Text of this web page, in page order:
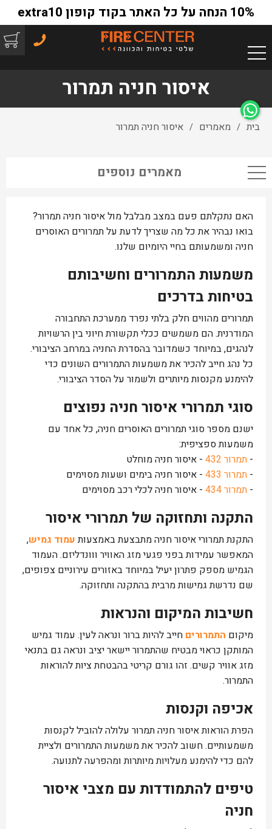
10% הנחה על כל האתר בקוד קופון extra10
איסור חניה תמרור
בית / מאמרים / איסור חניה תמרור
מאמרים נוספים
האם נתקלתם פעם במצב מבלבל מול איסור חניה תמרור?
בואו נבהיר את כל מה שצריך לדעת על תמרורים האוסרים
חניה ומשמעותם בחיי היומיום שלנו.
משמעות התמרורים וחשיבותם
בטיחות בדרכים
תמרורים מהווים חלק בלתי נפרד ממערכת התחבורה
המודרנית. הם משמשים ככלי תקשורת חיוני בין הרשויות
לנהגים, במיוחד כשמדובר בהסדרת החניה במרחב הציבורי.
כל נהג חייב להכיר את משמעות התמרורים השונים כדי
להימנע מקנסות מיותרים ולשמור על הסדר הציבורי.
סוגי תמרורי איסור חניה נפוצים
ישנם מספר סוגי תמרורים האוסרים חניה, כל אחד עם
משמעות ספציפית:
-תמרור 432
- איסור חניה מוחלט
-תמרור 433
- איסור חניה בימים ושעות מסוימים
-תמרור 434 - איסור חניה לכלי רכב מסוימים
התקנה ותחזוקה של תמרורי איסור
התקנת תמרורי איסור חניה מתבצעת באמצעותעמוד גמיש,
המאפשר עמידות בפני פגעי מזג האוויר ווונדליזם. העמוד
הגמיש מספק פתרון יעיל במיוחד באזורים עירוניים צפופים,
שם נדרשת גמישות מרבית בהתקנה ותחזוקה.
חשיבות המיקום והנראות
מיקום התמרורים חייב להיות ברור ונראה לעין. עמוד גמיש
המותקן כראוי מבטיח שהתמרור יישאר יציב ונראה גם בתנאי
מזג אוויר קשים. זהו גורם קריטי בהבטחת ציות להוראות
התמרור.
אכיפה וקנסות
הפרת הוראות איסור חניה תמרור עלולה להוביל לקנסות
משמעותיים. חשוב להכיר את משמעות התמרורים ולציית
להם כדי להימנע מעלויות מיותרות ומהפרעה לתנועה.
טיפים להתמודדות עם מצבי איסור
חניה